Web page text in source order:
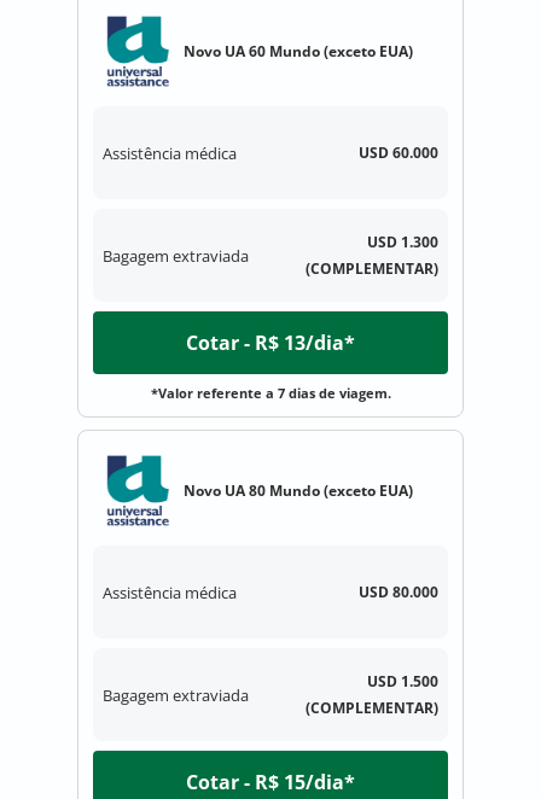
Novo UA 60 Mundo (exceto EUA)
Assistência médica USD 60.000
Bagagem extraviada
USD 1.300
(COMPLEMENTAR)
Cotar - R$ 13/dia*
*Valor referente a 7 dias de viagem.
Novo UA 80 Mundo (exceto EUA)
Assistência médica USD 80.000
Bagagem extraviada
USD 1.500
(COMPLEMENTAR)
Cotar - R$ 15/dia*